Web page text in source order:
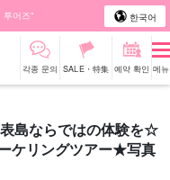
투어즈" 한국어
각종 문의 SALE・特集 예약 확인 메뉴
島ならではの体験を☆
ケリングツアー★写真